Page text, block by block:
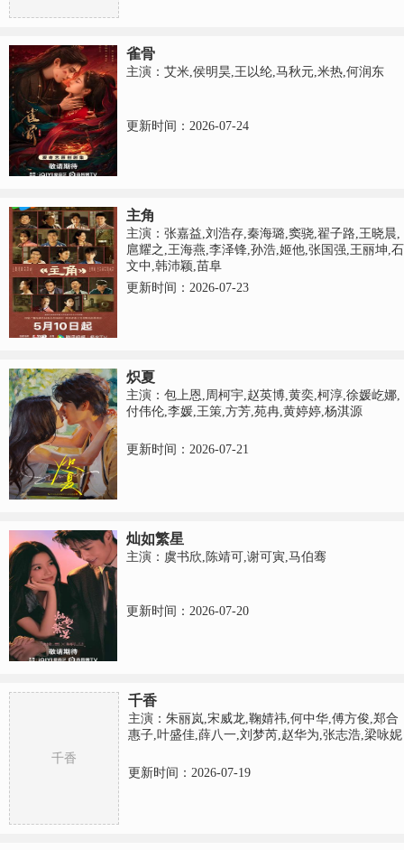
雀骨
主演：艾米,侯明昊,王以纶,马秋元,米热,何润东
更新时间：2026-07-24
主角
主演：张嘉益,刘浩存,秦海璐,窦骁,翟子路,王晓晨,
扈耀之,王海燕,李泽锋,孙浩,姬他,张国强,王丽坤,石
文中,韩沛颖,苗阜
更新时间：2026-07-23
炽夏
主演：包上恩,周柯宇,赵英博,黄奕,柯淳,徐媛屹娜,
付伟伦,李媛,王策,方芳,苑冉,黄婷婷,杨淇源
更新时间：2026-07-21
灿如繁星
主演：虞书欣,陈靖可,谢可寅,马伯骞
更新时间：2026-07-20
千香
千香
主演：朱丽岚,宋威龙,鞠婧祎,何中华,傅方俊,郑合
惠子,叶盛佳,薛八一,刘梦芮,赵华为,张志浩,梁咏妮
更新时间：2026-07-19